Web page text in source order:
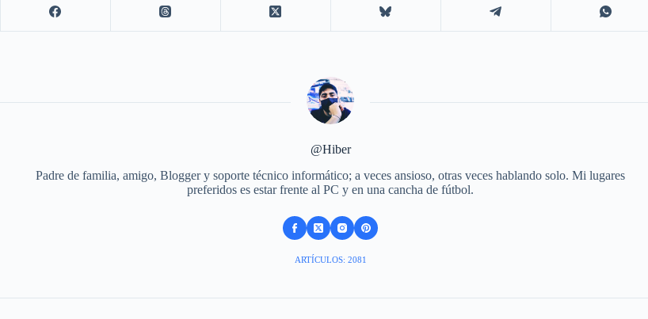
@Hiber
Padre de familia, amigo, Blogger y soporte técnico informático; a veces ansioso, otras veces hablando solo. Mi lugares
preferidos es estar frente al PC y en una cancha de fútbol.
ARTÍCULOS: 2081